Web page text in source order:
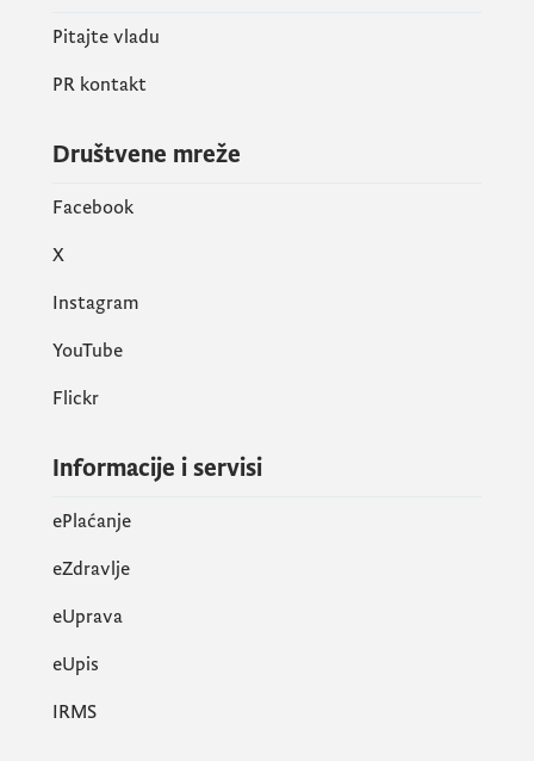
Pitajte vladu
PR kontakt
Društvene mreže
Facebook
X
Instagram
YouTube
Flickr
Informacije i servisi
ePlaćanje
eZdravlje
eUprava
еUpis
IRMS